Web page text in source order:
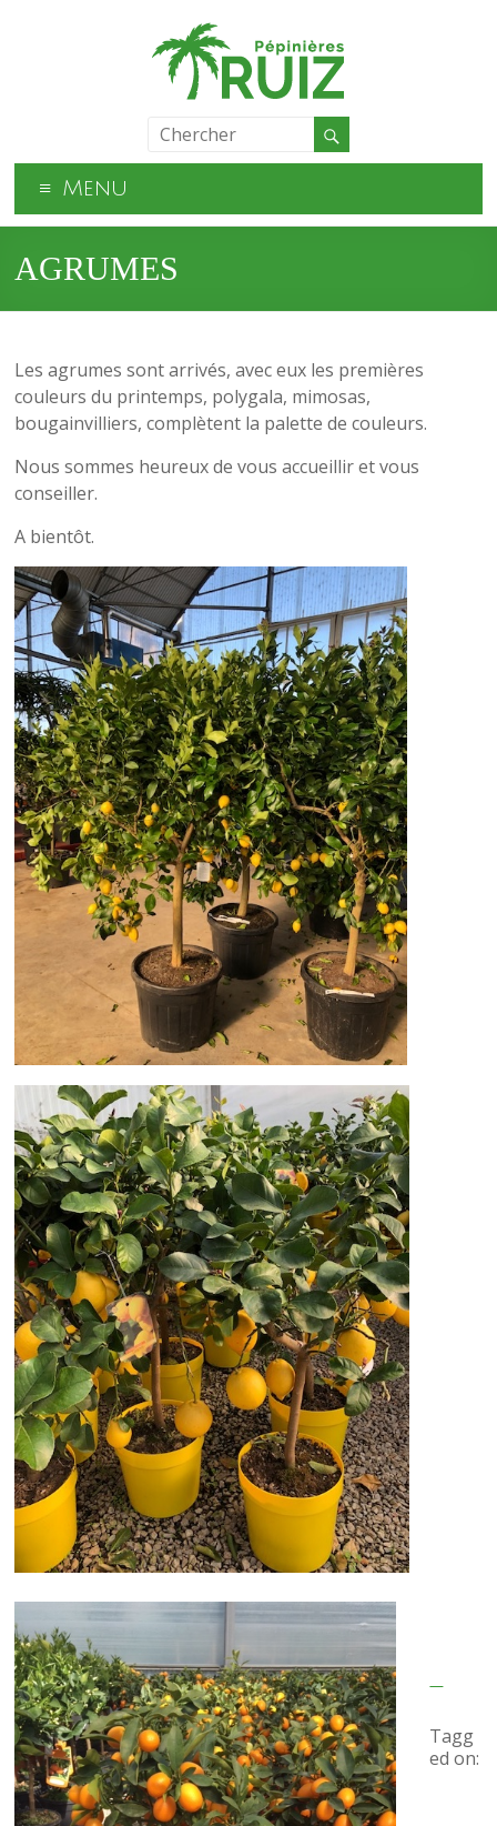
Menu
AGRUMES
Les agrumes sont arrivés, avec eux les premières
couleurs du printemps, polygala, mimosas,
bougainvilliers, complètent la palette de couleurs.
Nous sommes heureux de vous accueillir et vous
conseiller.
A bientôt.
Tagg
ed on: